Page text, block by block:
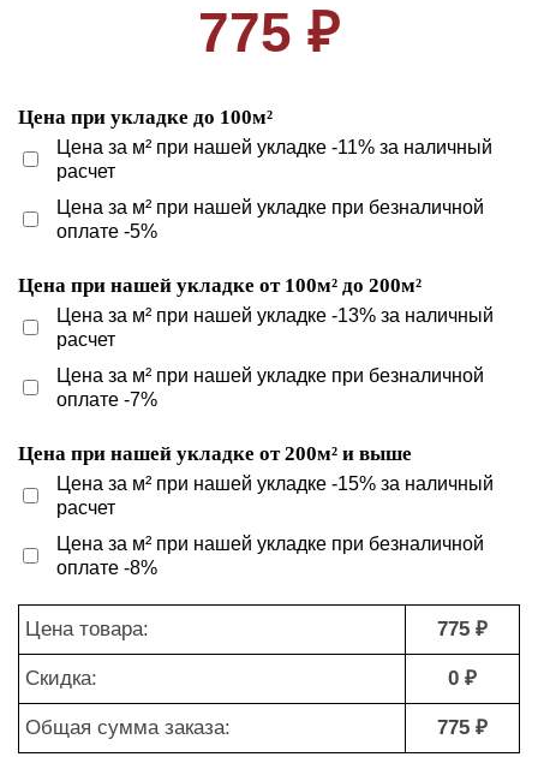
775 ₽
Цена при укладке до 100м²
Цена за м² при нашей укладке -11% за наличный
расчет
Цена за м² при нашей укладке при безналичной
оплате -5%
Цена при нашей укладке от 100м² до 200м²
Цена за м² при нашей укладке -13% за наличный
расчет
Цена за м² при нашей укладке при безналичной
оплате -7%
Цена при нашей укладке от 200м² и выше
Цена за м² при нашей укладке -15% за наличный
расчет
Цена за м² при нашей укладке при безналичной
оплате -8%
Цена товара: 775 ₽
Скидка: 0 ₽
Общая сумма заказа: 775 ₽